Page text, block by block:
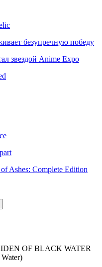
безупречную победу
звездой Anime Expo
Ashes: Complete Edition
OF BLACK WATER